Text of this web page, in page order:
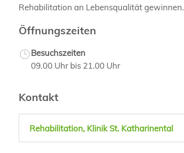
Rehabilitation an Lebensqualität gewinnen.
Öffnungszeiten
Besuchszeiten
09.00 Uhr bis 21.00 Uhr
Kontakt
Rehabilitation, Klinik St. Katharinental